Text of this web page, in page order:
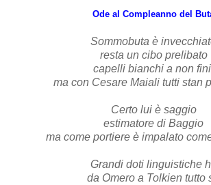
Ode al Compleanno del
Sommobuta è
resta un cibo prelibato
capelli bianchi a non
ma con Cesare Maiali tutti stan
Certo lui è saggio
estimatore di Baggio
ma come portiere è impalato
Grandi doti linguistiche
da Omero a Tolkien tutto